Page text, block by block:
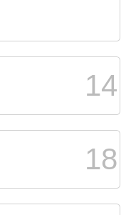
14
18